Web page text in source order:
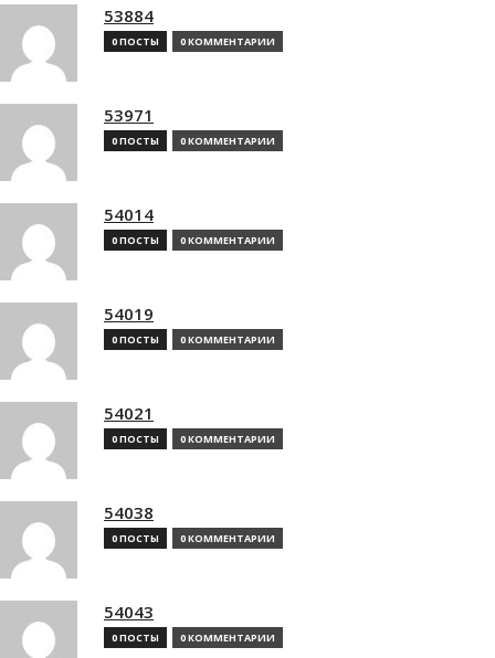
53884
0 ПОСТЫ 0 КОММЕНТАРИИ
53971
0 ПОСТЫ 0 КОММЕНТАРИИ
54014
0 ПОСТЫ 0 КОММЕНТАРИИ
54019
0 ПОСТЫ 0 КОММЕНТАРИИ
54021
0 ПОСТЫ 0 КОММЕНТАРИИ
54038
0 ПОСТЫ 0 КОММЕНТАРИИ
54043
0 ПОСТЫ 0 КОММЕНТАРИИ